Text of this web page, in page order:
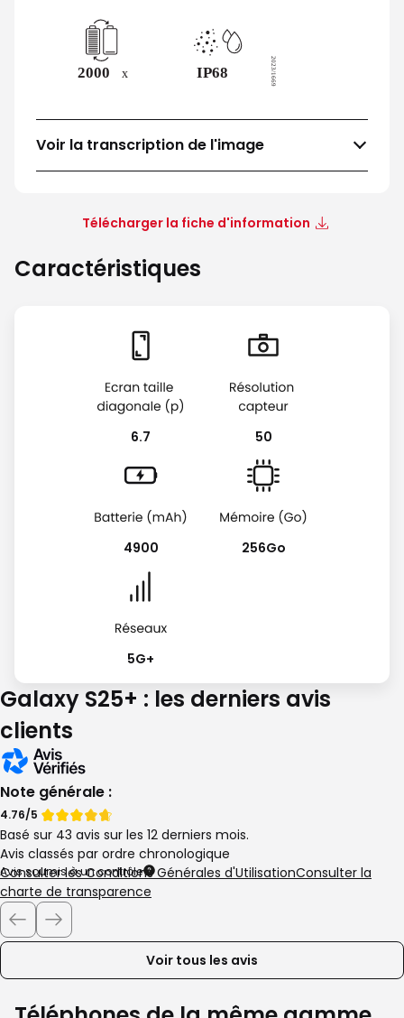
Voir la transcription de l'image
Télécharger la fiche d'information
Caractéristiques
6.7 50
4900 256Go
5G+
Galaxy S25+ : les derniers avis
clients
Note générale :
Note
de
Note
de
4.76/5
Basé sur 43 avis sur les 12 derniers mois.
Avis classés par ordre chronologique
Avis soumis à un contrôle
Consulter les Conditions Générales d'UtilisationConsulter la
charte de transparence
Voir tous les avis